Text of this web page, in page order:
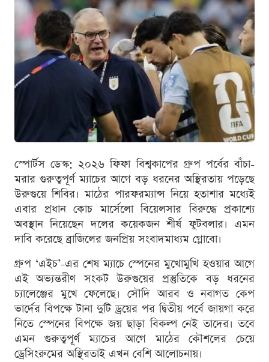
স্পোর্টস ডেস্ক: ২০২৬ ফিফা বিশ্বকাপের গ্রুপ পর্বের বাঁচা-
মরার গুরুত্বপূর্ণ ম্যাচের আগে বড় ধরনের অস্থিরতায় পড়েছে
উরুগুয়ে শিবির। মাঠের পারফরম্যান্স নিয়ে হতাশার মধ্যেই
এবার প্রধান কোচ মার্সেলো বিয়েলসার বিরুদ্ধে প্রকাশ্যে
অবস্থান নিয়েছেন দলের কয়েকজন শীর্ষ ফুটবলার। এমন
দাবি করেছে ব্রাজিলের জনপ্রিয় সংবাদমাধ্যম গ্লোবো।
গ্রুপ ‘এইচ’-এর শেষ ম্যাচে স্পেনের মুখোমুখি হওয়ার আগে
এই অভ্যন্তরীণ সংকট উরুগুয়ের প্রস্তুতিকে বড় ধরনের
চ্যালেঞ্জের মুখে ফেলেছে। সৌদি আরব ও নবাগত কেপ
ভার্দের বিপক্ষে টানা দুটি ড্রয়ের পর দ্বিতীয় পর্বে জায়গা করে
নিতে স্পেনের বিপক্ষে জয় ছাড়া বিকল্প নেই তাদের। তবে
এমন গুরুত্বপূর্ণ ম্যাচের আগে মাঠের কৌশলের চেয়ে
ড্রেসিংরুমের অস্থিরতাই এখন বেশি আলোচনায়।